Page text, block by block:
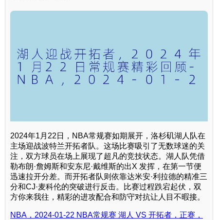
2024年1月22日，NBA常规赛如期展开，洛杉矶湖人队在
主场迎战波特兰开拓者队。这场比赛吸引了无数球迷的关
注，双方球员在场上展现了超凡的竞技状态。湖人队凭借
勒布朗·詹姆斯和安东尼·戴维斯的出X 发挥，在第一节便
迅速拉开分差。而开拓者队则依靠达米安·利拉德的精准三
分和CJ·麦科伦的突破进行反击。比赛过程跌宕起伏，双
方你来我往，精彩的进攻配合和防守对抗让人目不暇接。
NBA，2024-01-22 NBA常规赛 湖人 VS 开拓者，正赛，